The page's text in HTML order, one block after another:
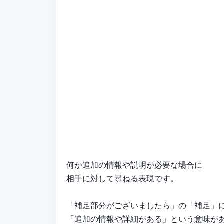
何か追加の情報や説明が必要な場合に
相手に対して尋ねる表現です。
「補足部分がございましたら」の「補足」
「追加の情報や詳細がある」という意味が